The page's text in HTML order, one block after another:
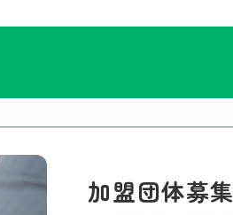
加盟団体募集